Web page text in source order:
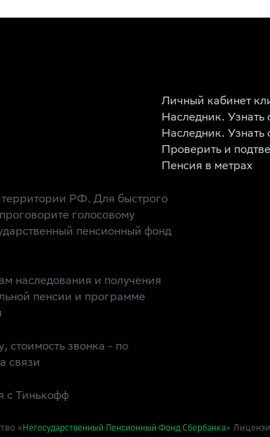
Личный кабинет
Наследник. Узнать
Наследник. Узнать
Проверить и
Пенсия в метрах
территории РФ. Для быстрого
голосовому
пенсионный фонд
наследования и получения
пенсии и программе
стоимость звонка - по
связи
с Тинькофф
«Негосударственный Пенсионный Фонд Сбербанка»